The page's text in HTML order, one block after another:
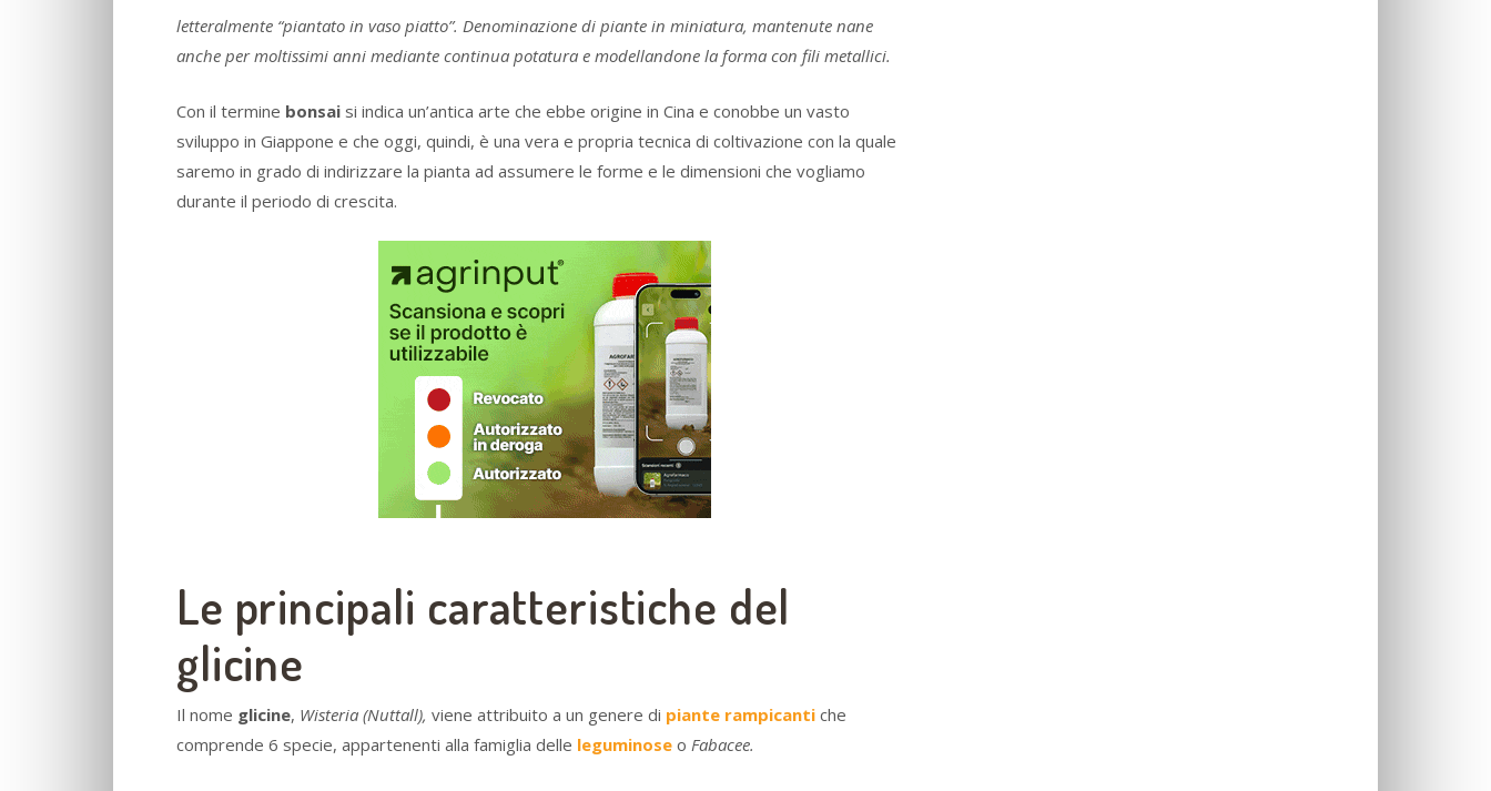
letteralmente “piantato in vaso piatto”. Denominazione di piante in miniatura, mantenute nane
anche per moltissimi anni mediante continua potatura e modellandone la forma con fili metallici.
Con il termine bonsai si indica un’antica arte che ebbe origine in Cina e conobbe un vasto
sviluppo in Giappone e che oggi, quindi, è una vera e propria tecnica di coltivazione con la quale
saremo in grado di indirizzare la pianta ad assumere le forme e le dimensioni che vogliamo
durante il periodo di crescita.
Le principali caratteristiche del
glicine
Il nome glicine, Wisteria (Nuttall), viene attribuito a un genere di piante rampicanti che
comprende 6 specie, appartenenti alla famiglia delle leguminose o Fabacee.